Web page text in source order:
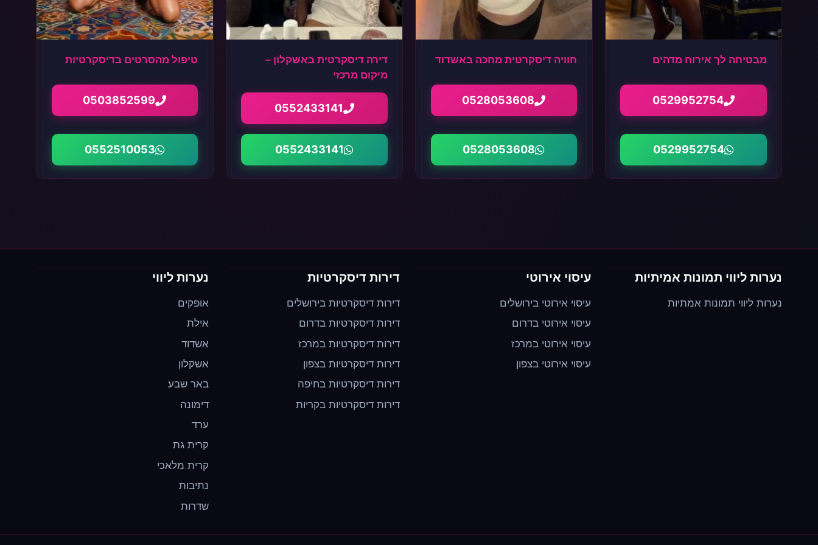
מבטיחה לך אירוח מדהים
0529952754
0529952754
חוויה דיסקרטית מחכה באשדוד
0528053608
0528053608
דירה דיסקרטית באשקלון –
מיקום מרכזי
0552433141
0552433141
טיפול מהסרטים בדיסקרטיות
0503852599
0552510053
נערות ליווי תמונות אמיתיות
נערות ליווי תמונות אמתיות
עיסוי אירוטי
עיסוי אירוטי בירושלים
עיסוי אירוטי בדרום
עיסוי אירוטי במרכז
עיסוי אירוטי בצפון
דירות דיסקרטיות
דירות דיסקרטיות בירושלים
דירות דיסקרטיות בדרום
דירות דיסקרטיות במרכז
דירות דיסקרטיות בצפון
דירות דיסקרטיות בחיפה
דירות דיסקרטיות בקריות
נערות ליווי
אופקים
אילת
אשדוד
אשקלון
באר שבע
דימונה
ערד
קרית גת
קרית מלאכי
נתיבות
שדרות